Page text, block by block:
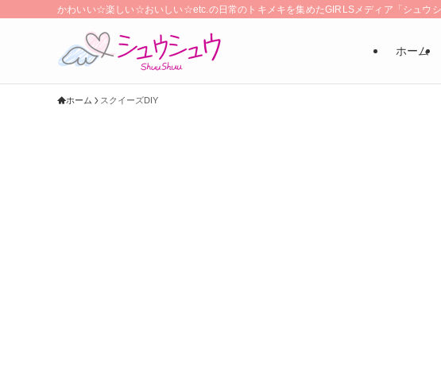
かわいい☆楽しい☆おいしい☆etc.の日常のトキメキを集めたGIRLSメディア「シュウシ
ホーム
ホーム スクイーズDIY